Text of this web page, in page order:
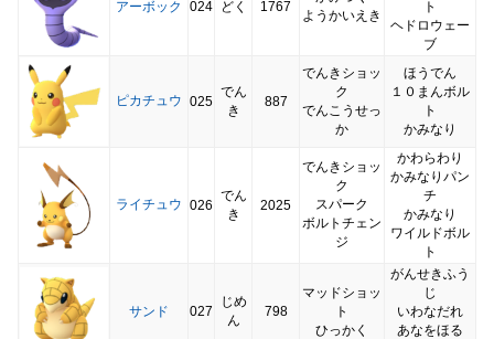
アーボック 024 どく 1767
ようかいえき
ト
ヘドロウェー
ブ
ピカチュウ 025
でん
き
887
でんきショッ
ク
でんこうせっ
か
ほうでん
１０まんボル
ト
かみなり
ライチュウ 026
でん
き
2025
でんきショッ
ク
スパーク
ボルトチェン
ジ
かわらわり
かみなりパン
チ
かみなり
ワイルドボル
ト
サンド 027
じめ
ん
798
マッドショッ
ト
ひっかく
がんせきふう
じ
いわなだれ
あなをほる